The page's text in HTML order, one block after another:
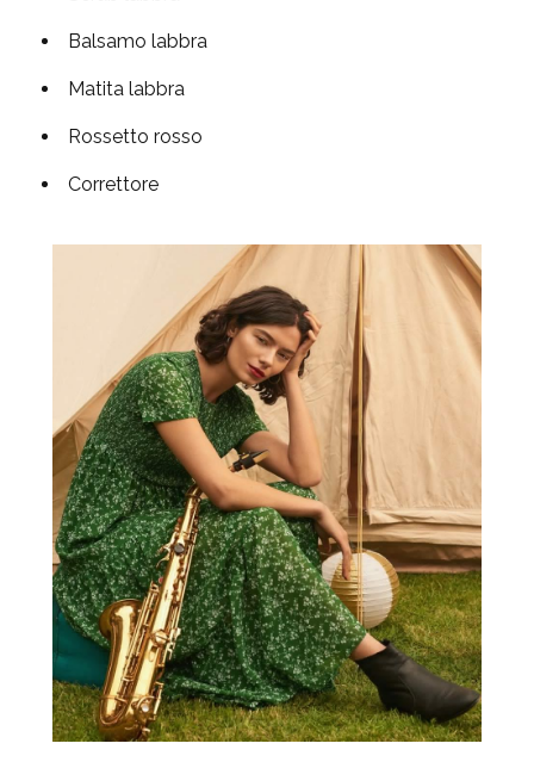
Balsamo labbra
Matita labbra
Rossetto rosso
Correttore